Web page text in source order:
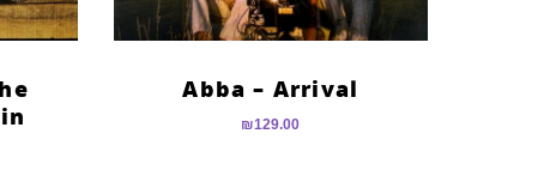
Abba – Arrival
₪129.00